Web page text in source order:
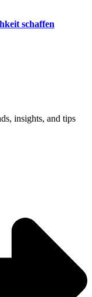
schaffen
insights, and tips